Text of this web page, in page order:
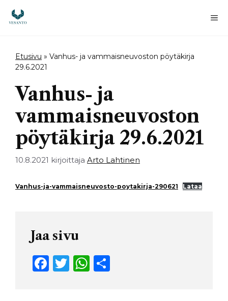
sisältöön
Etusivu » Vanhus- ja vammaisneuvoston pöytäkirja
29.6.2021
Vanhus- ja
vammaisneuvoston
pöytäkirja 29.6.2021
10.8.2021 kirjoittaja Arto Lahtinen
Vanhus-ja-vammaisneuvosto-poytakirja-290621 Lataa
Jaa sivu
F
T
W